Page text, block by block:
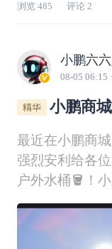
浏览 485 评论 2
小鹏六
08-05 06:15
小鹏商
最近在小鹏商
强烈安利给各
户外水桶🪣！
桶🪣，用过之
宝藏装备。选
桶身通透可视